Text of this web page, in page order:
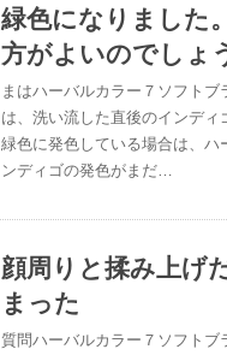
緑色になりました
方がよいのでしょ
まはハーバルカラー７ソフト
は、洗い流した直後のインデ
緑色に発色している場合は、ハ
ンディゴの発色がまだ…
顔周りと揉み上げ
まった
質問ハーバルカラー７ソフト